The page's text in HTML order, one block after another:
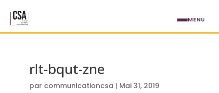
rlt-bqut-zne
par communicationcsa | Mai 31, 2019
MENU